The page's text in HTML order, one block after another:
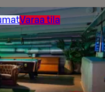
Varaa tila